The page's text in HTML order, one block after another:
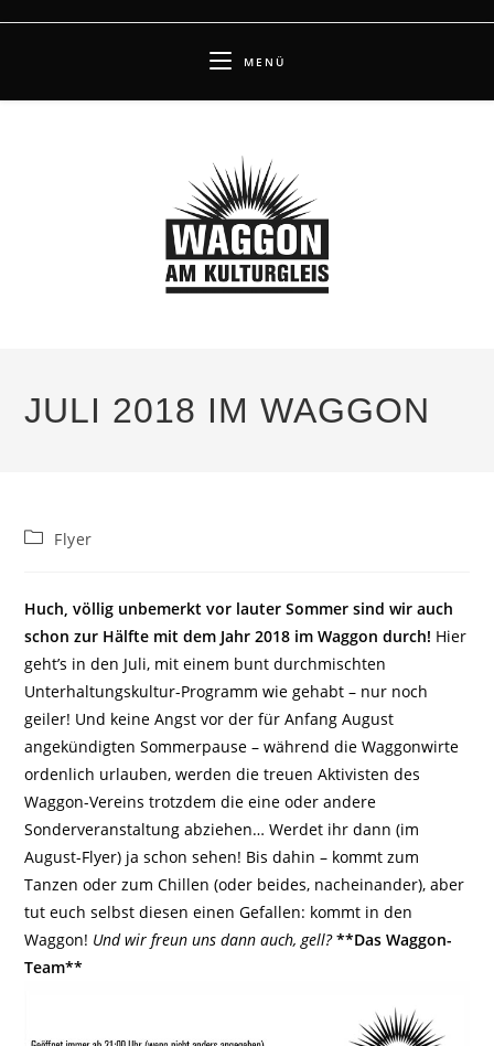
MENÜ
JULI 2018 IM WAGGON
Beitrags-
Flyer
Huch, völlig unbemerkt vor lauter Sommer sind wir auch
schon zur Hälfte mit dem Jahr 2018 im Waggon durch! Hier
geht’s in den Juli, mit einem bunt durchmischten
Unterhaltungskultur-Programm wie gehabt – nur noch
geiler! Und keine Angst vor der für Anfang August
angekündigten Sommerpause – während die Waggonwirte
ordenlich urlauben, werden die treuen Aktivisten des
Waggon-Vereins trotzdem die eine oder andere
Sonderveranstaltung abziehen… Werdet ihr dann (im
August-Flyer) ja schon sehen! Bis dahin – kommt zum
Tanzen oder zum Chillen (oder beides, nacheinander), aber
tut euch selbst diesen einen Gefallen: kommt in den
Waggon! Und wir freun uns dann auch, gell?**Das Waggon-
Team**